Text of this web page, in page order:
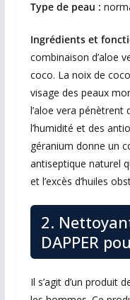
Type de peau :
Ingrédients et
combinaison d’aloe
coco. La noix de
visage des peaux
l’aloe vera pénètrent
l’humidité et des
géranium donne un
antiseptique naturel
et l’excès d’huiles
2.
DAPPER
Il s’agit d’un produit